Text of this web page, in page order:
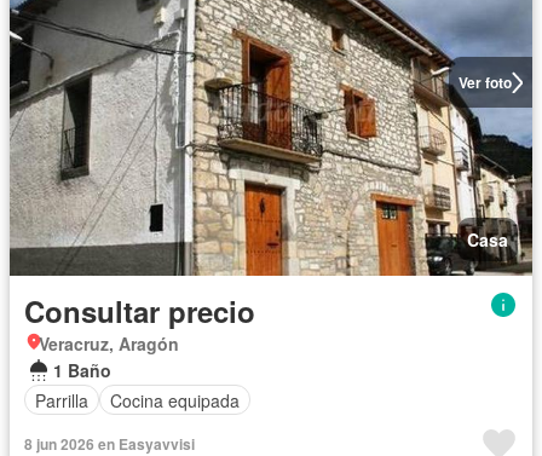
Ver foto
Casa
Consultar precio
Veracruz, Aragón
1 Baño
Parrilla
Cocina equipada
8 jun 2026 en Easyavvisi